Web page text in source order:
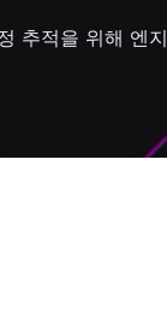
추적을 위해 엔지